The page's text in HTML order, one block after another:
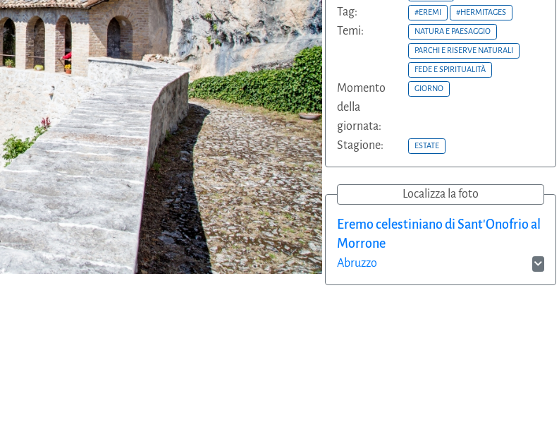
Tag: #EREMI #HERMITAGES
Temi: NATURA E PAESAGGIO
PARCHI E RISERVE NATURALI
FEDE E SPIRITUALITÀ
Momento
della
giornata:
GIORNO
Stagione: ESTATE
Localizza la foto
Eremo celestiniano di Sant'Onofrio al
Morrone
Abruzzo